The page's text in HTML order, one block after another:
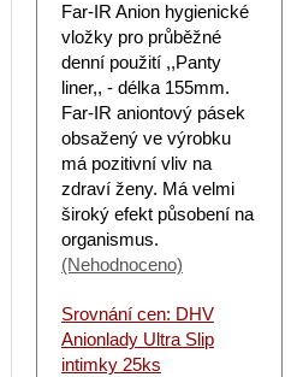
Far-IR Anion hygienické
vložky pro průběžné
denní použití ,,Panty
liner,, - délka 155mm.
Far-IR aniontový pásek
obsažený ve výrobku
má pozitivní vliv na
zdraví ženy. Má velmi
široký efekt působení na
organismus.
(Nehodnoceno)
Srovnání cen: DHV
Anionlady Ultra Slip
intimky 25ks